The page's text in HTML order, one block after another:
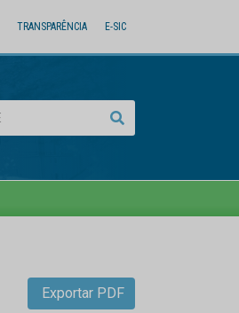
TRANSPARÊNCIA E-SIC
Exportar PDF